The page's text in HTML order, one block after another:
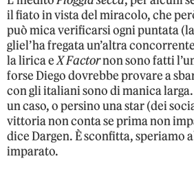
il fiato in vista del miracolo, che
può mica verificarsi ogni puntata
gliel’ha fregata un’altra
la lirica eX Factornon sono fatti
forse Diego dovrebbe provare a
con gli italiani sono di manica
un caso, o persino una star (dei
vittoria non conta se prima non
dice Dargen. È sconfitta, speriamo
imparato.